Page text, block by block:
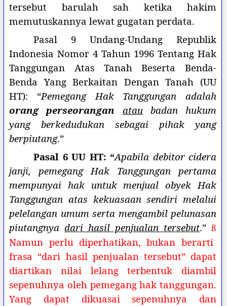
tersebut barulah sah ketika hakim
memutuskannya lewat gugatan perdata.
Pasal 9 Undang-Undang Republik
Indonesia Nomor 4 Tahun 1996 Tentang Hak
Tanggungan Atas Tanah Beserta Benda-
Benda Yang Berkaitan Dengan Tanah (UU
HT): “Pemegang Hak Tanggungan adalah
orang perseorangan
ataubadan hukum
yang berkedudukan sebagai pihak yang
berpiutang.”
Pasal 6 UU HT: “Apabila debitor cidera
janji, pemegang Hak Tanggungan pertama
mempunyai hak untuk menjual obyek Hak
Tanggungan atas kekuasaan sendiri melalui
pelelangan umum serta mengambil pelunasan
piutangnyadari hasil penjualan tersebut.”ß
Namun perlu diperhatikan, bukan berarti
frasa “dari hasil penjualan tersebut” dapat
diartikan nilai lelang terbentuk diambil
sepenuhnya oleh pemegang hak tanggungan.
Yang dapat dikuasai sepenuhnya dan